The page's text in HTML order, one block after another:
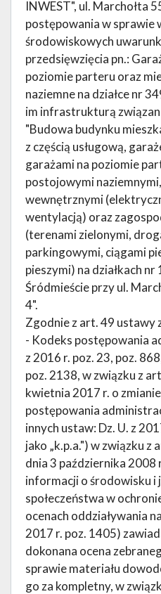
INWEST", ul. Marchołta
postępowania w sprawie
środowiskowych
przedsięwzięcia pn.:
poziomie parteru oraz
naziemne na działce nr
im infrastrukturą
"Budowa budynku
z częścią usługową,
garażami na poziomie
postojowymi
wewnętrznymi
wentylacją) oraz
(terenami zielonymi,
parkingowymi, ciągami
pieszymi) na działkach
Śródmieście przy ul.
4".
Zgodnie z art. 49 ustawy
- Kodeks postępowania
z 2016 r. poz. 23, poz.
poz. 2138, w związku z
kwietnia 2017 r. o
postępowania
innych ustaw: Dz. U. z
jako „k.p.a.") w związku z
dnia 3 października 2008
informacji o środowisku i
społeczeństwa w
ocenach oddziaływania
2017 r. poz. 1405)
dokonana ocena
sprawie materiału
go za kompletny, w